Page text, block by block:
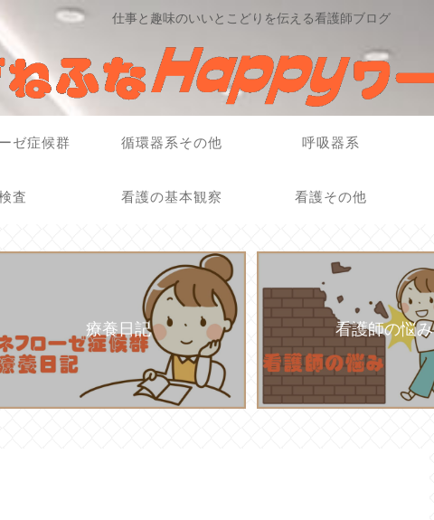
仕事と趣味のいいとこどりを伝える看護師ブログ
ゼ症候群 循環器系その他 呼吸器系
査 看護の基本観察 看護その他
療養日記 看護師の悩み